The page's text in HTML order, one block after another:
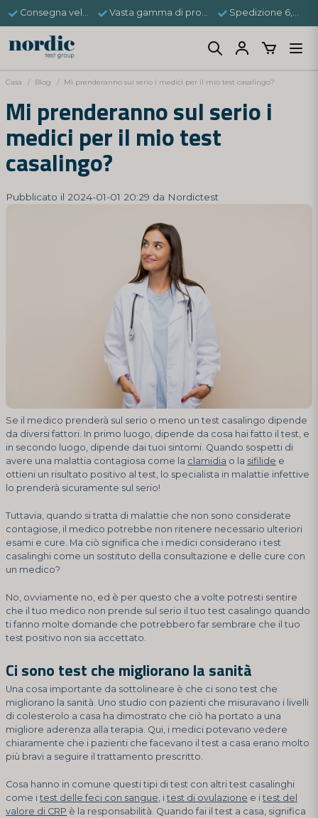
Consegna veloce Vasta gamma di prodotti Spedizione 6,95 €
Casa Blog Mi prenderanno sul serio i medici per il mio test casalingo?
Mi prenderanno sul serio i
medici per il mio test
casalingo?
Pubblicato il 2024-01-01 20:29 da Nordictest
Se il medico prenderà sul serio o meno un test casalingo dipende
da diversi fattori. In primo luogo, dipende da cosa hai fatto il test, e
in secondo luogo, dipende dai tuoi sintomi. Quando sospetti di
avere una malattia contagiosa come la clamidia o la sifilide e
ottieni un risultato positivo al test, lo specialista in malattie infettive
lo prenderà sicuramente sul serio!
Tuttavia, quando si tratta di malattie che non sono considerate
contagiose, il medico potrebbe non ritenere necessario ulteriori
esami e cure. Ma ciò significa che i medici considerano i test
casalinghi come un sostituto della consultazione e delle cure con
un medico?
No, ovviamente no, ed è per questo che a volte potresti sentire
che il tuo medico non prende sul serio il tuo test casalingo quando
ti fanno molte domande che potrebbero far sembrare che il tuo
test positivo non sia accettato.
Ci sono test che migliorano la sanità
Una cosa importante da sottolineare è che ci sono test che
migliorano la sanità. Uno studio con pazienti che misuravano i livelli
di colesterolo a casa ha dimostrato che ciò ha portato a una
migliore aderenza alla terapia. Qui, i medici potevano vedere
chiaramente che i pazienti che facevano il test a casa erano molto
più bravi a seguire il trattamento prescritto.
Cosa hanno in comune questi tipi di test con altri test casalinghi
come i test delle feci con sangue, i test di ovulazione e i test del
valore di CRP è la responsabilità. Quando fai il test a casa, significa